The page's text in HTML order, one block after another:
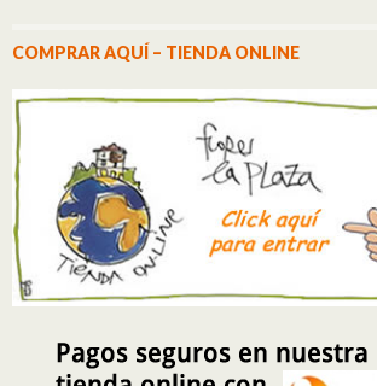
COMPRAR AQUÍ – TIENDA ONLINE